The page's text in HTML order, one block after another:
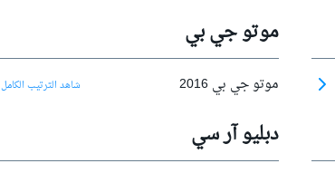
موتو جي بي
موتو جي بي 2016 شاهد الترتيب الكامل
دبليو آر سي